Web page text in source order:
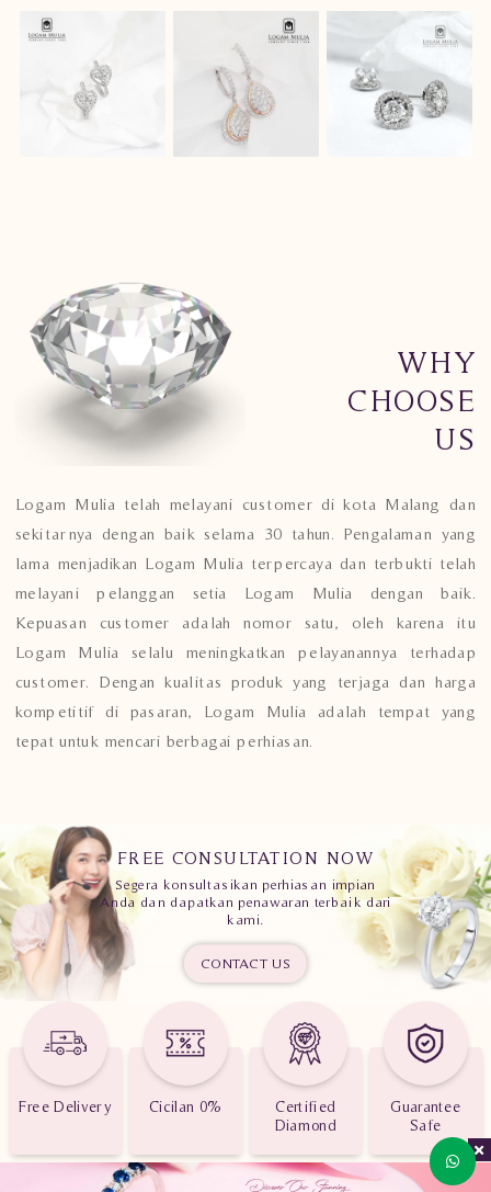
WHY
CHOOSE
US
Logam Mulia telah melayani customer di kota Malang dan
sekitarnya dengan baik selama 30 tahun. Pengalaman yang
lama menjadikan Logam Mulia terpercaya dan terbukti telah
melayani pelanggan setia Logam Mulia dengan baik.
Kepuasan customer adalah nomor satu, oleh karena itu
Logam Mulia selalu meningkatkan pelayanannya terhadap
customer. Dengan kualitas produk yang terjaga dan harga
kompetitif di pasaran, Logam Mulia adalah tempat yang
tepat untuk mencari berbagai perhiasan.
FREE CONSULTATION NOW
Segera konsultasikan perhiasan impian
Anda dan dapatkan penawaran terbaik dari
kami.
CONTACT US
Free Delivery Cicilan 0%
Certified
Diamond
Guarantee
Safe